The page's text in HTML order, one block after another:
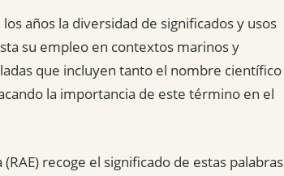
años la diversidad de significados y usos
su empleo en contextos marinos y
que incluyen tanto el nombre científico
la importancia de este término en el
recoge el significado de estas palabras